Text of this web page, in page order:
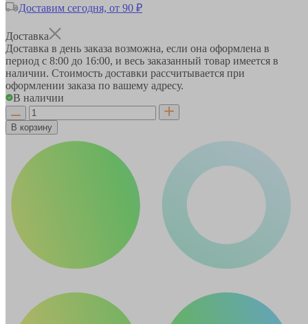
Доставим сегодня, от 90 ₽
Доставка
Доставка в день заказа возможна, если она оформлена в
период с 8:00 до 16:00, и весь заказанный товар имеется в
наличии. Стоимость доставки рассчитывается при
оформлении заказа по вашему адресу.
В наличии
В корзину